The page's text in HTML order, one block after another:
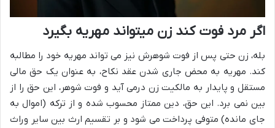
اگر مرد فوت کند زن میتواند مهریه بگیرد
بله، زن حتی پس از فوت شوهرش نیز می تواند مهریه خود را مطالبه
کند. مهریه به محض جاری شدن عقد نکاح، به عنوان یک حق مالی
مستقل و پایدار به مالکیت زن درمی آید و فوت شوهر، این حق را از
بین نمی برد. این حق، دین ممتاز محسوب شده و از ترکه (اموال به
جای مانده) متوفی پرداخت می شود و بر تقسیم ارث بین سایر وراث